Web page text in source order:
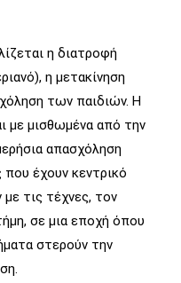
η διατροφή
η μετακίνηση
των παιδιών. Η
με μισθωμένα από την
απασχόληση
που έχουν κεντρικό
τις τέχνες, τον
σε μια εποχή όπου
στερούν την